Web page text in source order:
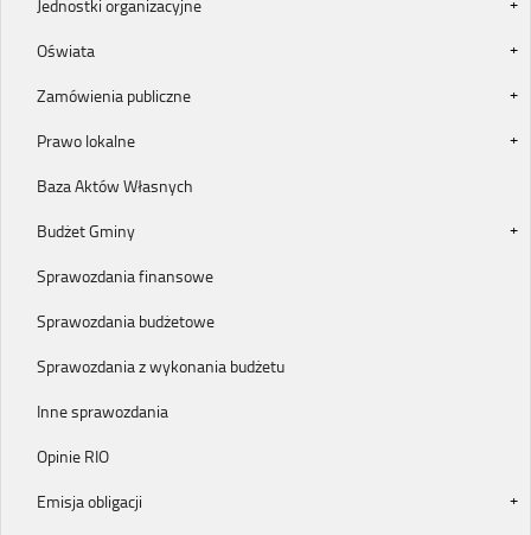
Jednostki organizacyjne
Oświata
Zamówienia publiczne
Prawo lokalne
Baza Aktów Własnych
Budżet Gminy
Sprawozdania finansowe
Sprawozdania budżetowe
Sprawozdania z wykonania budżetu
Inne sprawozdania
Opinie RIO
Emisja obligacji